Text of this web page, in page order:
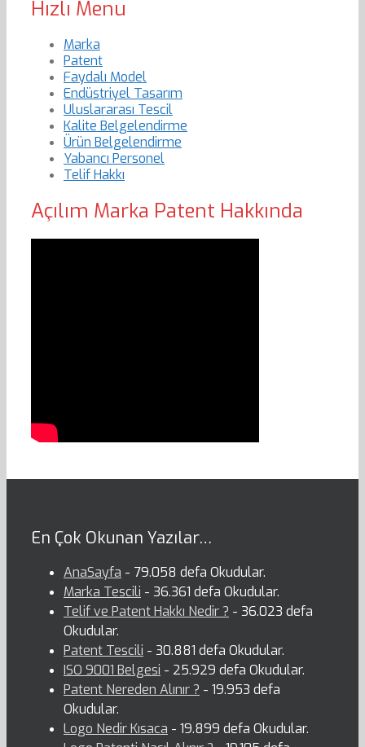
Hızlı Menu
Marka
Patent
Faydalı Model
Endüstriyel Tasarım
Uluslararası Tescil
Kalite Belgelendirme
Ürün Belgelendirme
Yabancı Personel
Telif Hakkı
Açılım Marka Patent Hakkında
En Çok Okunan Yazılar…
AnaSayfa - 79.058 defa Okudular.
Marka Tescili - 36.361 defa Okudular.
Telif ve Patent Hakkı Nedir ? - 36.023 defa
Okudular.
Patent Tescili - 30.881 defa Okudular.
ISO 9001 Belgesi - 25.929 defa Okudular.
Patent Nereden Alınır ? - 19.953 defa
Okudular.
Logo Nedir Kısaca - 19.899 defa Okudular.